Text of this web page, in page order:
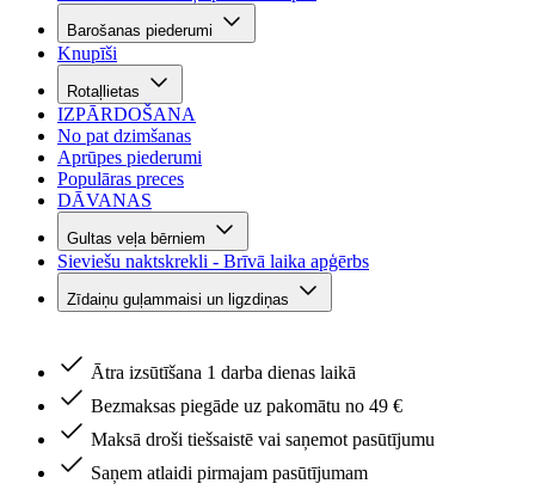
Barošanas piederumi
Knupīši
Rotaļlietas
IZPĀRDOŠANA
No pat dzimšanas
Aprūpes piederumi
Populāras preces
DĀVANAS
Gultas veļa bērniem
Sieviešu naktskrekli - Brīvā laika apģērbs
Zīdaiņu guļammaisi un ligzdiņas
Ātra izsūtīšana 1 darba dienas laikā
Bezmaksas piegāde uz pakomātu no 49 €
Maksā droši tiešsaistē vai saņemot pasūtījumu
Saņem atlaidi pirmajam pasūtījumam